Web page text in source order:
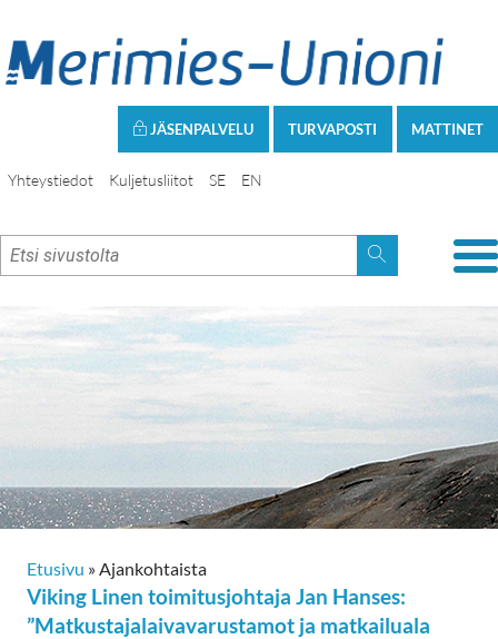
MATTINET
TURVAPOSTI
JÄSENPALVELU
Yhteystiedot Kuljetusliitot SE EN
Etusivu » Ajankohtaista
Viking Linen toimitusjohtaja Jan Hanses:
”Matkustajalaivavarustamot ja matkailuala